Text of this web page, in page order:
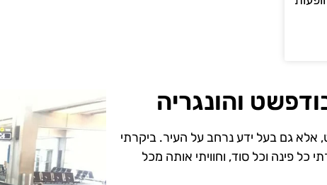
והונגריה
אלא גם בעל ידע נרחב על העיר. ביקרתי
פינה וכל סוד, וחוויתי אותה מכל